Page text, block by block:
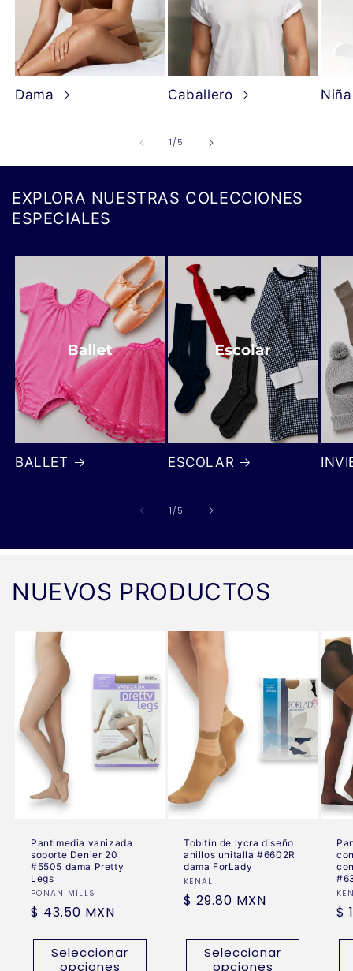
Dama Caballero Niña
1/de
5
EXPLORA NUESTRAS COLECCIONES
ESPECIALES
BALLET ESCOLAR
1 /de
5
NUEVOS PRODUCTOS
Pantimedia vanizada
soporte Denier 20
#5505 dama Pretty
Legs
Proveedor:
PONAN MILLS
Precio
$ 43.50 MXN
Seleccionar
opciones
Tobitín de lycra diseño
anillos unitalla #6602R
dama ForLady
Proveedor:
KENAL
Precio
$ 29.80 MXN
Seleccionar
opciones
$